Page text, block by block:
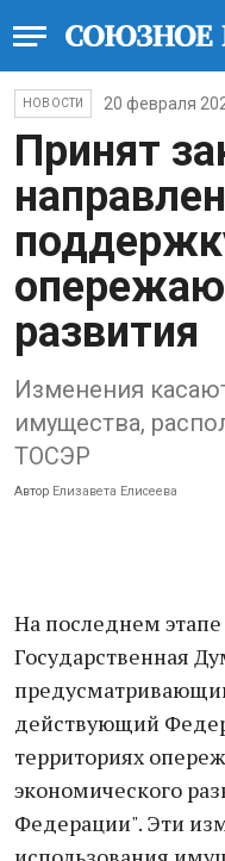
НОВОСТИ 20 февраля
Принят
развития
Изменения
имущества,
ТОСЭР
Автор Елизавета Елисеева
На последнем
Государственная
действующий
территориях
экономического
Федерации". Эти